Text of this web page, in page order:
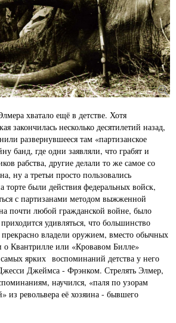
хватало ещё в детстве. Хотя
закончилась несколько десятилетий назад,
развернувшееся там «партизанское
банд, где одни заявляли, что грабят и
рабства, другие делали то же самое со
ну а третьи просто пользовались
были действия федеральных войск,
с партизанами методом выжженной
почти любой гражданской войне, было
удивляться, что большинство
владели оружием, вместо обычных
о Квантрилле или «Кровавом Билле»
ярких воспоминаний детства у него
Джеймса - Фрэнком. Стрелять Элмер,
научился, «паля по узорам
из револьвера её хозяина - бывшего